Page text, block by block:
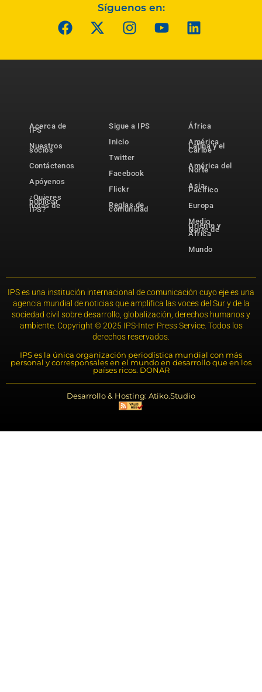
Síguenos en:
Acerca de
IPS
Nuestros
socios
Contáctenos
Apóyenos
¿Quieres
publicar
notas de
IPS?
Sigue a IPS
Inicio
Twitter
Facebook
Flickr
Reglas de
comunidad
África
América
Latina y el
Caribe
América del
Norte
Asia-
Pacífico
Europa
Medio
Oriente y
Norte de
África
Mundo
IPS es una institución internacional de comunicación cuyo eje es una
agencia mundial de noticias que amplifica las voces del Sur y de la
sociedad civil sobre desarrollo, globalización, derechos humanos y
ambiente. Copyright © 2025 IPS-Inter Press Service. Todos los
derechos reservados.
IPS es la única organización periodística mundial con más
personal y corresponsales en el mundo en desarrollo que en los
países ricos. DONAR
Desarrollo & Hosting: Atiko.Studio